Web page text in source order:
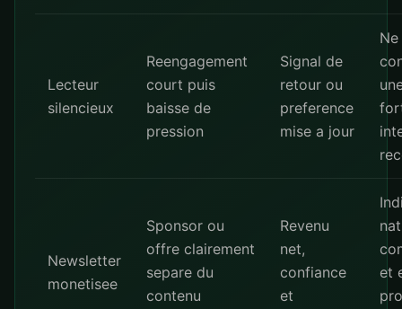
Lecteur
silencieux
Reengagement
court puis
baisse de
pression
Signal de
retour ou
preference
mise a jour
Newsletter
monetisee
Sponsor ou
offre clairement
separe du
contenu
Revenu
net,
confiance
et
et